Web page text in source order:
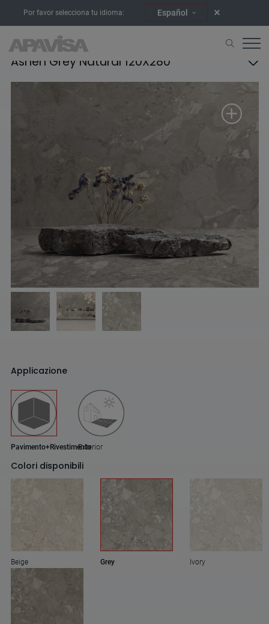
Por favor selecciona tu idioma: Español
Ashen Grey Natural 120X280
Applicazione
Pavimento+RivestimentoExterior
Colori disponibili
Beige Grey Ivory